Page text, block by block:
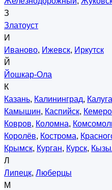
З
Златоуст
И
Иваново, Ижевск, Иркутск
Й
Йошкар-Ола
К
Казань, Калининград, Калуга
Камышин, Каспийск,
Ковров, Коломна,
Королёв, Кострома,
Крымск, Курган, Курск,
Л
Липецк, Люберцы
М